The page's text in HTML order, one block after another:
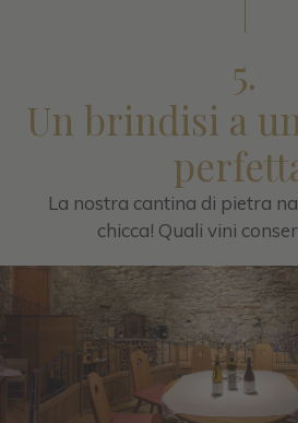
5.
Un brindisi a
La nostra cantina di pietra
chicca! Quali vini